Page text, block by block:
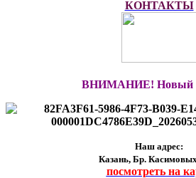
КОНТАКТЫ
ВНИМАНИЕ! Новый
Наш адрес:
Казань, Бр.
посмотреть на